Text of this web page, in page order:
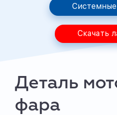
Скачать
Деталь
фара